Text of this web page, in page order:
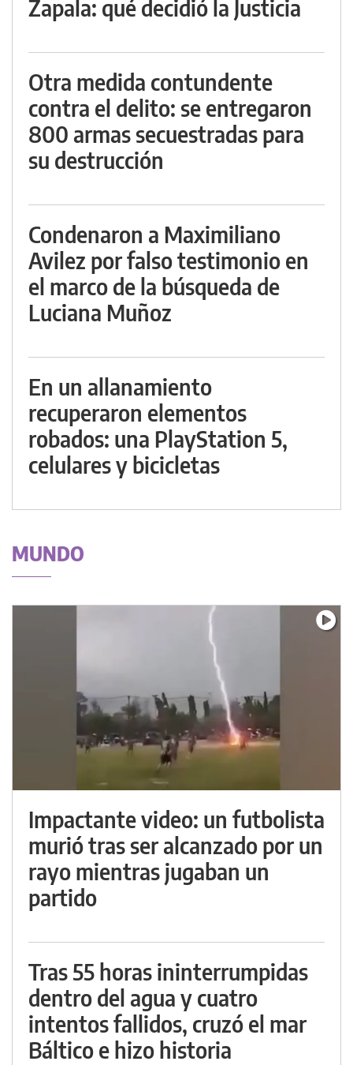
Zapala: qué decidió la Justicia
Otra medida contundente
contra el delito: se entregaron
800 armas secuestradas para
su destrucción
Condenaron a Maximiliano
Avilez por falso testimonio en
el marco de la búsqueda de
Luciana Muñoz
En un allanamiento
recuperaron elementos
robados: una PlayStation 5,
celulares y bicicletas
MUNDO
Impactante video: un futbolista
murió tras ser alcanzado por un
rayo mientras jugaban un
partido
Tras 55 horas ininterrumpidas
dentro del agua y cuatro
intentos fallidos, cruzó el mar
Báltico e hizo historia